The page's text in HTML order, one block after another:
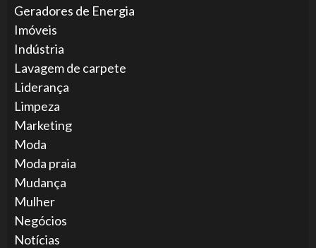
Geradores de Energia
Imóveis
Indústria
Lavagem de carpete
Liderança
Limpeza
Marketing
Moda
Moda praia
Mudança
Mulher
Negócios
Notícias